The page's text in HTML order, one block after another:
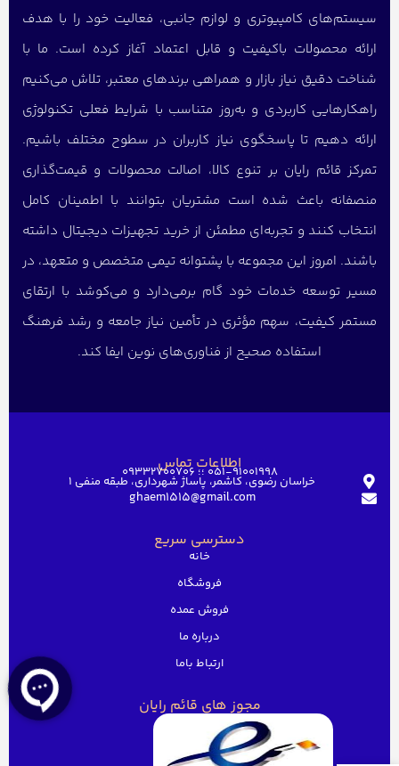
سیستم‌های کامپیوتری و لوازم جانبی، فعالیت خود را با هدف
ارائه محصولات باکیفیت و قابل اعتماد آغاز کرده است. ما با
شناخت دقیق نیاز بازار و همراهی برندهای معتبر، تلاش می‌کنیم
راهکارهایی کاربردی و به‌روز متناسب با شرایط فعلی تکنولوژی
ارائه دهیم تا پاسخگوی نیاز کاربران در سطوح مختلف باشیم.
تمرکز قائم رایان بر تنوع کالا، اصالت محصولات و قیمت‌گذاری
منصفانه باعث شده است مشتریان بتوانند با اطمینان کامل
انتخاب کنند و تجربه‌ای مطمئن از خرید تجهیزات دیجیتال داشته
باشند. امروز این مجموعه با پشتوانه تیمی متخصص و متعهد، در
مسیر توسعه خدمات خود گام برمی‌دارد و می‌کوشد با ارتقای
مستمر کیفیت، سهم مؤثری در تأمین نیاز جامعه و رشد فرهنگ
استفاده صحیح از فناوری‌های نوین ایفا کند.
اطلاعات تماس051-91001998 ؛؛ 09332700706
خراسان رضوی، کاشمر، پاساژ شهرداری، طبقه منفی ۱
ghaem1515@gmail.com
دسترسی سریع
خانه
فروشگاه
فروش عمده
درباره ما
ارتباط باما
مجوز های قائم رایان